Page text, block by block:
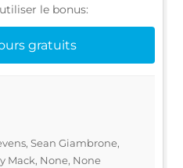
le bonus:
gratuits
Sean Giambrone,
Mack, None, None